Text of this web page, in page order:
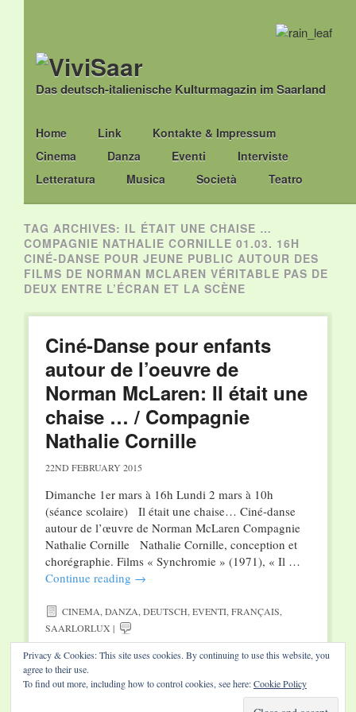
Das deutsch-italienische Kulturmagazin im Saarland
Main menu
Skip
to
content
Home Link
Kontakte & Impressum
Cinema
Danza Eventi
Interviste
Letteratura
Musica Società Teatro
TAG ARCHIVES: IL ÉTAIT UNE CHAISE …
COMPAGNIE NATHALIE CORNILLE 01.03. 16H
CINÉ-DANSE POUR JEUNE PUBLIC AUTOUR DES
FILMS DE NORMAN MCLAREN VÉRITABLE PAS DE
DEUX ENTRE L’ÉCRAN ET LA SCÈNE
Ciné-Danse pour enfants
autour de l’oeuvre de
Norman McLaren: Il était une
chaise … / Compagnie
Nathalie Cornille
22ND FEBRUARY 2015
Dimanche 1er mars à 16h Lundi 2 mars à 10h
(séance scolaire) Il était une chaise… Ciné-danse
autour de l’œuvre de Norman McLaren Compagnie
Nathalie Cornille Nathalie Cornille, conception et
chorégraphie. Films « Synchromie » (1971), « Il …
Continue reading →
CINEMA,DANZA,DEUTSCH,EVENTI,FRANÇAIS,
SAARLORLUX |
Privacy & Cookies: This site uses cookies. By continuing to use this website, you
agree to their use.
To find out more, including how to control cookies, see here:Cookie Policy